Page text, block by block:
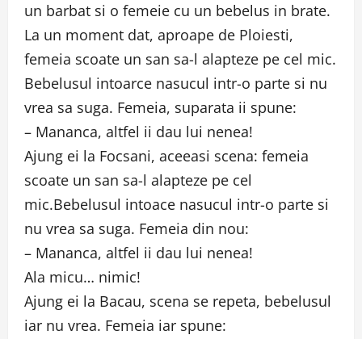
un barbat si o femeie cu un bebelus in brate.
La un moment dat, aproape de Ploiesti,
femeia scoate un san sa-l alapteze pe cel mic.
Bebelusul intoarce nasucul intr-o parte si nu
vrea sa suga. Femeia, suparata ii spune:
– Mananca, altfel ii dau lui nenea!
Ajung ei la Focsani, aceeasi scena: femeia
scoate un san sa-l alapteze pe cel
mic.Bebelusul intoace nasucul intr-o parte si
nu vrea sa suga. Femeia din nou:
– Mananca, altfel ii dau lui nenea!
Ala micu… nimic!
Ajung ei la Bacau, scena se repeta, bebelusul
iar nu vrea. Femeia iar spune: